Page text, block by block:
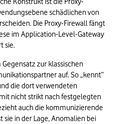
schädlichen von
Die Proxy-Firewall fängt
im Application-Level-Gateway
sie.
zur klassischen
auf. So „kennt”
die dort verwendeten
nicht strikt nach festgelegten
auch die kommunizierende
in der Lage, Anomalien bei